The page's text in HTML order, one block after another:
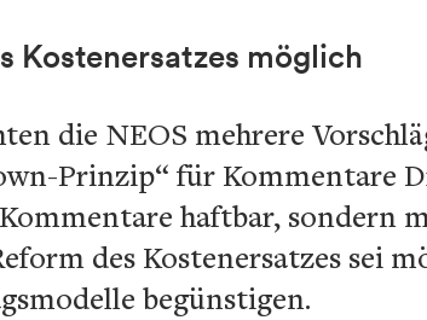
Kostenersatzes möglich
die NEOS mehrere
Prinzip“ für Kommentare
haftbar, sondern
des Kostenersatzes sei
begünstigen.